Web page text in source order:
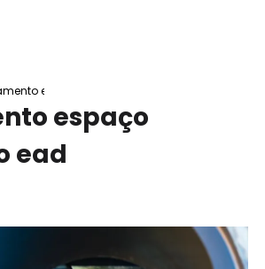
espaco confinado ead
espaço
ead